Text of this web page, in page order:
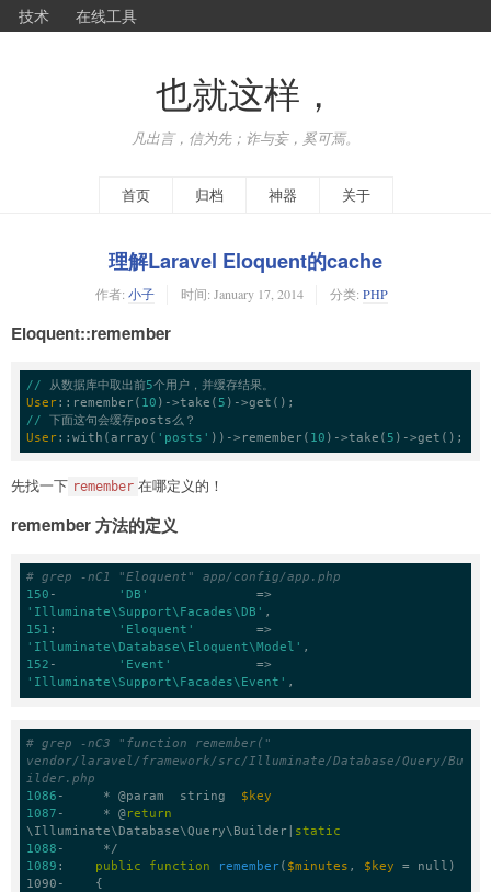
技术 在线工具
也就这样，
凡出言，信为先；诈与妄，奚可焉。
首页 归档 神器 关于
理解Laravel Eloquent的cache
作者: 小子 时间: January 17, 2014 分类: PHP
Eloquent::remember
// 从数据库中取出前5
User::remember( 10 ) ->take (5 ) ->
//
User:: with (array( 'posts' )) -> remember( 10 ) ->take (5 ) ->get();
先找一下 remember 在哪定义的！
remember 方法的定义
# grep -nC1 "Eloquent" app/config/app.php
150 - 'DB'
'Illuminate\Support\Facades\DB'
151 : 'Eloquent'
'Illuminate\Database\Eloquent\Model'
152 - 'Event'
'Illuminate\Support\Facades\Event' ,
# grep -nC3 "function remember("
vendor/laravel/framework/src/Illuminate/Database/Query/Bu
ilder.php
1086 -     * @param  string
$key
1087 -     * @return
\Illuminate\Database\Query\Builder|
static
1088
1089 : public function remember( $minutes , $key = null)
1090-    {